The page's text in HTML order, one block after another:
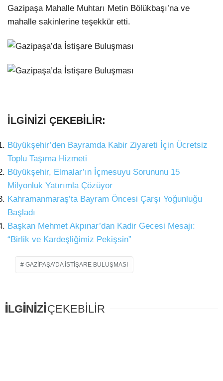
Gazipaşa Mahalle Muhtarı Metin Bölükbaşı’na ve
mahalle sakinlerine teşekkür etti.
İLGİNİZİ ÇEKEBİLİR:
Büyükşehir’den Bayramda Kabir Ziyareti İçin Ücretsiz
Toplu Taşıma Hizmeti
Büyükşehir, Elmalar’ın İçmesuyu Sorununu 15
Milyonluk Yatırımla Çözüyor
Kahramanmaraş’ta Bayram Öncesi Çarşı Yoğunluğu
Başladı
Başkan Mehmet Akpınar’dan Kadir Gecesi Mesajı:
“Birlik ve Kardeşliğimiz Pekişsin”
GAZIPAŞA’DA İSTIŞARE BULUŞMASI
İLGİNİZİÇEKEBİLİR